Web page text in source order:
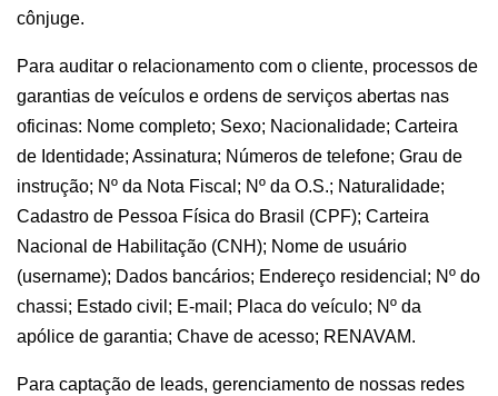
cônjuge.
Para auditar o relacionamento com o cliente, processos de
garantias de veículos e ordens de serviços abertas nas
oficinas: Nome completo; Sexo; Nacionalidade; Carteira
de Identidade; Assinatura; Números de telefone; Grau de
instrução; Nº da Nota Fiscal; Nº da O.S.; Naturalidade;
Cadastro de Pessoa Física do Brasil (CPF); Carteira
Nacional de Habilitação (CNH); Nome de usuário
(username); Dados bancários; Endereço residencial; Nº do
chassi; Estado civil; E-mail; Placa do veículo; Nº da
apólice de garantia; Chave de acesso; RENAVAM.
Para captação de leads, gerenciamento de nossas redes